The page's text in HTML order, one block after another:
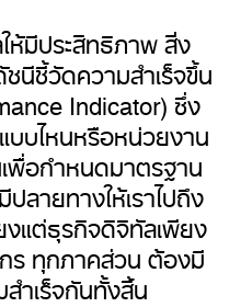
ห้มีประสิทธิภาพ สิ่ง
ชี้วัดความสำเร็จขึ้น
Indicator) ซึ่ง
บบไหนหรือหน่วยงาน
พื่อกำหนดมาตรฐาน
ลายทางให้เราไปถึง
แต่ธุรกิจดิจิทัลเพียง
ร ทุกภาคส่วน ต้องมี
ำเร็จกันทั้งสิ้น